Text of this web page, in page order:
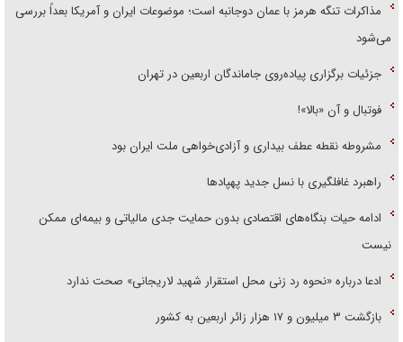
مذاکرات تنگه هرمز با عمان دوجانبه است؛ موضوعات ایران و آمریکا بعداً بررسی
می‌شود
جزئیات برگزاری پیاده‌روی جاماندگان اربعین در تهران
فوتبال و آن «بالا»!
مشروطه نقطه عطف بیداری و آزادی‌خواهی ملت ایران بود
راهبرد غافلگیری با نسل جدید پهپاد‌ها
ادامه حیات بنگاه‌های اقتصادی بدون حمایت جدی مالیاتی و بیمه‌ای ممکن
نیست
ادعا درباره «نحوه رد زنی محل استقرار شهید لاریجانی» صحت ندارد
بازگشت ۳ میلیون و ۱۷ هزار زائر اربعین به کشور